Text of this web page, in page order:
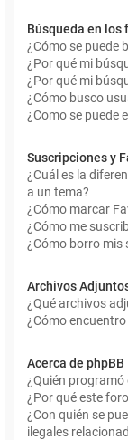
Búsqueda en los
¿Cómo se puede
¿Por qué mi
¿Por qué mi
¿Cómo busco
¿Como se puede
Suscripciones y
¿Cuál es la
a un tema?
¿Cómo marcar
¿Cómo me
¿Cómo borro mis
Archivos
¿Qué archivos
¿Cómo
Acerca de phpBB
¿Quién programó
¿Por qué este
¿Con quién se
ilegales